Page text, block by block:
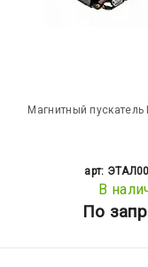
Магнитный
арт:
В
По